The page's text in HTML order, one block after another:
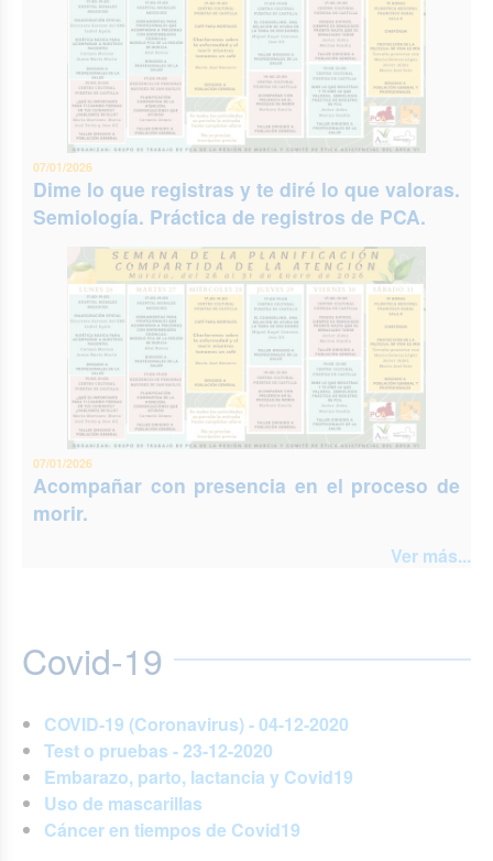
07/01/2026
Dime lo que registras y te diré lo que valoras.
Semiología. Práctica de registros de PCA.
07/01/2026
Acompañar con presencia en el proceso de
morir.
Ver más...
Covid-19
COVID-19 (Coronavirus) - 04-12-2020
Test o pruebas - 23-12-2020
Embarazo, parto, lactancia y Covid19
Uso de mascarillas
Cáncer en tiempos de Covid19